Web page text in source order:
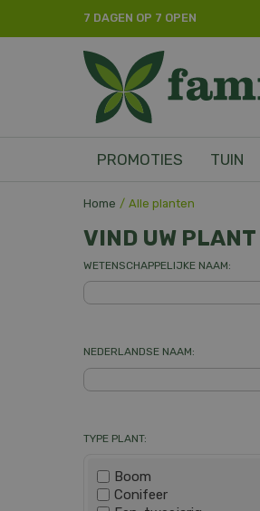
Home Alle planten
7 DAGEN OP 7 OPEN
PROMOTIES TUIN
VIND UW PLANT
WETENSCHAPPELIJKE NAAM:
NEDERLANDSE NAAM:
TYPE PLANT:
Boom
Conifeer